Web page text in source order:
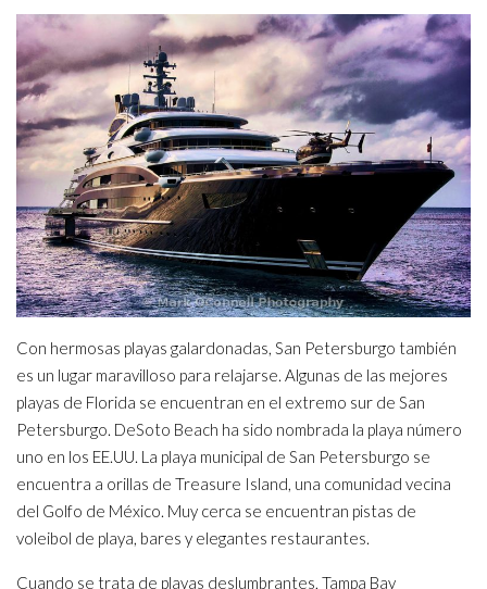
Con hermosas playas galardonadas, San Petersburgo también
es un lugar maravilloso para relajarse. Algunas de las mejores
playas de Florida se encuentran en el extremo sur de San
Petersburgo. DeSoto Beach ha sido nombrada la playa número
uno en los EE.UU. La playa municipal de San Petersburgo se
encuentra a orillas de Treasure Island, una comunidad vecina
del Golfo de México. Muy cerca se encuentran pistas de
voleibol de playa, bares y elegantes restaurantes.
Cuando se trata de playas deslumbrantes, Tampa Bay